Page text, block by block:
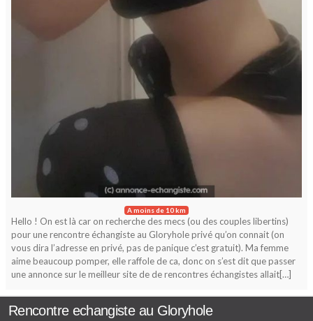
A moins de 10 km
Hello ! On est là car on recherche des mecs (ou des couples libertins)
pour une rencontre échangiste au Gloryhole privé qu’on connait (on
vous dira l’adresse en privé, pas de panique c’est gratuit). Ma femme
aime beaucoup pomper, elle raffole de ca, donc on s’est dit que passer
une annonce sur le meilleur site de de rencontres échangistes allait[…]
Rencontre echangiste au Gloryhole